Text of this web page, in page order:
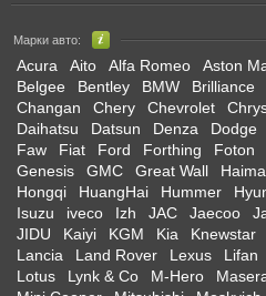
Марки авто:
Acura Aito Alfa Romeo Aston
Belgee
Bentley BMW Brilliance
Changan
Chery Chevrolet
Daihatsu
Datsun Denza Dodge
Faw
Fiat Ford Forthing Foton
Genesis
GMC Great Wall Haima
Hongqi
HuangHai Hummer
Isuzu
iveco Izh JAC Jaecoo
JIDU
Kaiyi KGM Kia Knewstar
Lancia
Land Rover Lexus Lifan
Lotus
Lynk & Co M-Hero